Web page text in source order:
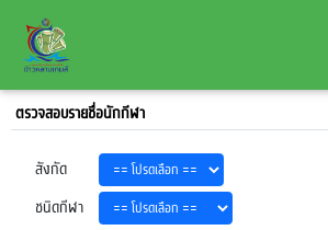
ตรวจสอบรายชื่อนักกีฬา
สังกัด
ชนิดกีฬา